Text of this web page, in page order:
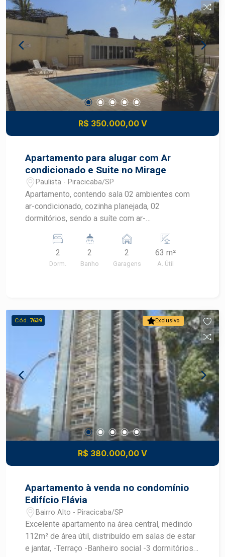
R$ 350.000,00 V
Apartamento para alugar com Ar
condicionado e Suite no Mirage
Paulista - Piracicaba/SP
Apartamento, contendo sala 02 ambientes com
ar-condicionado, cozinha planejada, 02
dormitórios, sendo a suíte com ar-
portaria 24 hras, salão de festas, saúna, piscina
2
Dorm.
2
Banho
2
Garagens
63 m²
A. Útil
Exclusivo
Cód. 7639
R$ 380.000,00 V
Apartamento à venda no condomínio
Edifício Flávia
Bairro Alto - Piracicaba/SP
Excelente apartamento na área central, medindo
112m² de área útil, distribuído em salas de estar
e jantar, -Terraço -Banheiro social -3 dormitórios